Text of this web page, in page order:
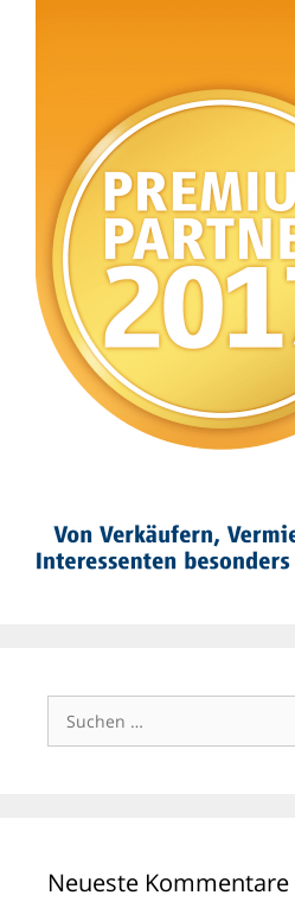
Suchen
nach:
Neueste Kommentare